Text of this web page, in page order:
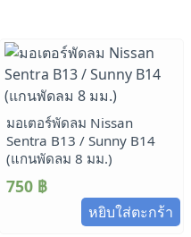
มอเตอร์พัดลม Nissan
Sentra B13 / Sunny B14
(แกนพัดลม 8 มม.)
750 ฿
หยิบใส่ตะกร้า